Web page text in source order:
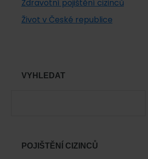
Zdravotní pojištění cizinců
Život v České republice
VYHLEDAT
POJIŠTĚNÍ CIZINCŮ